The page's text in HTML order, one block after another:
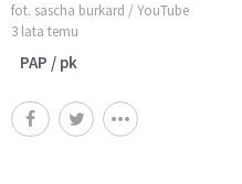
fot. sascha burkard / YouTube
3 lata temu
PAP / pk